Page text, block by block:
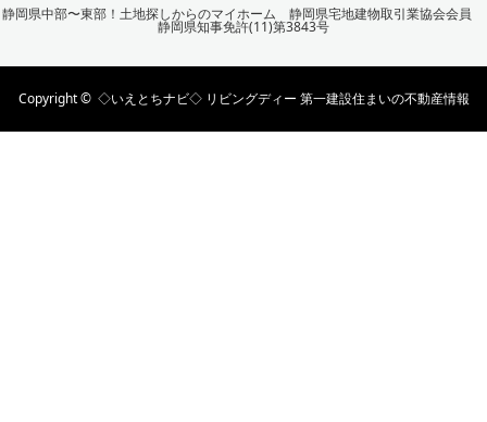
静岡県中部〜東部！土地探しからのマイホーム 静岡県宅地建物取引業協会会員
静岡県知事免許(11)第3843号
Copyright © ◇いえとちナビ◇ リビングディー 第一建設住まいの不動産情報